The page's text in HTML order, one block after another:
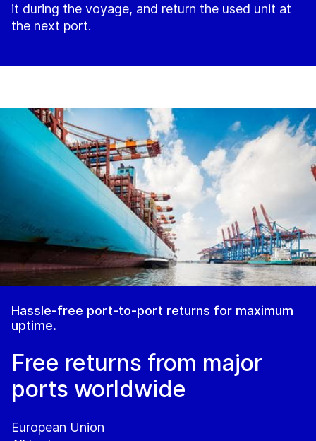
it during the voyage, and return the used unit at
the next port.
Hassle-free port-to-port returns for maximum
uptime.
Free returns from major
ports worldwide
European Union